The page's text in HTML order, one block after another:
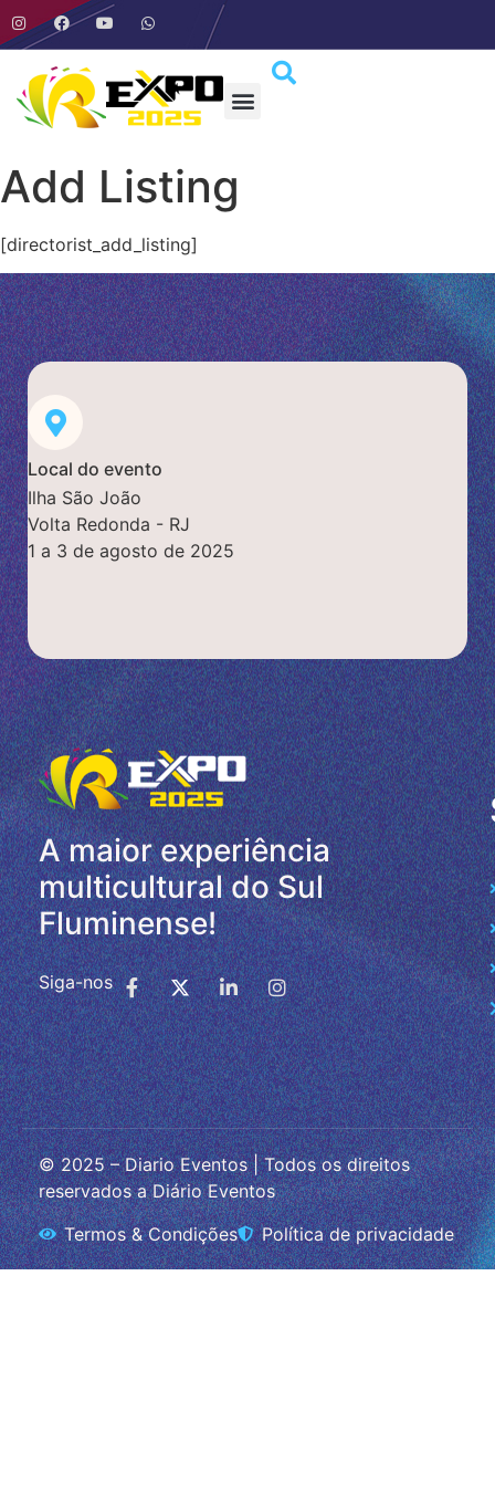
Add Listing
[directorist_add_listing]
Local do evento
Ilha São João
Volta Redonda - RJ
1 a 3 de agosto de 2025
A maior experiência
multicultural do Sul
Fluminense!
Siga-nos
© 2025 – Diario Eventos | Todos os direitos
reservados a Diário Eventos
Termos & Condições
Política de privacidade